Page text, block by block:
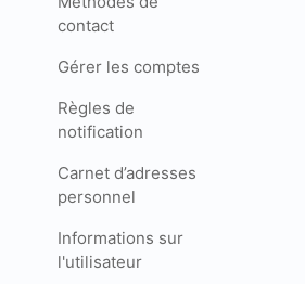
contact
Gérer les comptes
Règles de
notification
Carnet d’adresses
personnel
Informations sur
l'utilisateur